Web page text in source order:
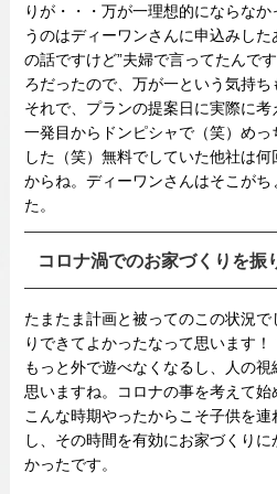
りが・・・万が一理想的にならな
うのはディーワンさんに申込みし
の話ですけど”夫婦で言ってたんで
ろだったので、万が一という気持ち
それで、プランの提案日に実際に
一発目からドンピシャで（笑）めっ
した（笑）無料でしていた他社は
からね。ディーワンさんはそこがち
た。
コロナ渦でのお家づくりを振
たまたま計画と被ってのこの状況で
りできてよかったなって思います
もっと外で遊べなくなるし、人の
思いますね。コロナの事を考えて始
こんな時期やったからこそ子供を
し、その時間を有効にお家づくり
かったです。